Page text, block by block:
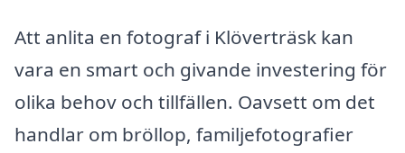
Att anlita en fotograf i Klöverträsk kan
vara en smart och givande investering för
olika behov och tillfällen. Oavsett om det
handlar om bröllop, familjefotografier